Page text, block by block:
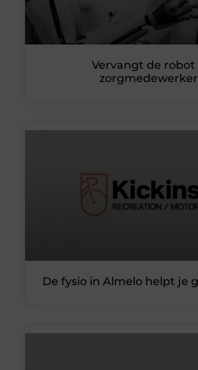
Vervangt de robot
De fysio in Almelo helpt je